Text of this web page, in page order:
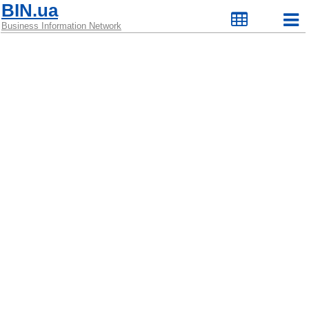
BIN.ua
Business Information Network